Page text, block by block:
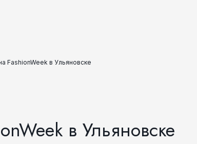
в Ульяновске
в Ульяновске